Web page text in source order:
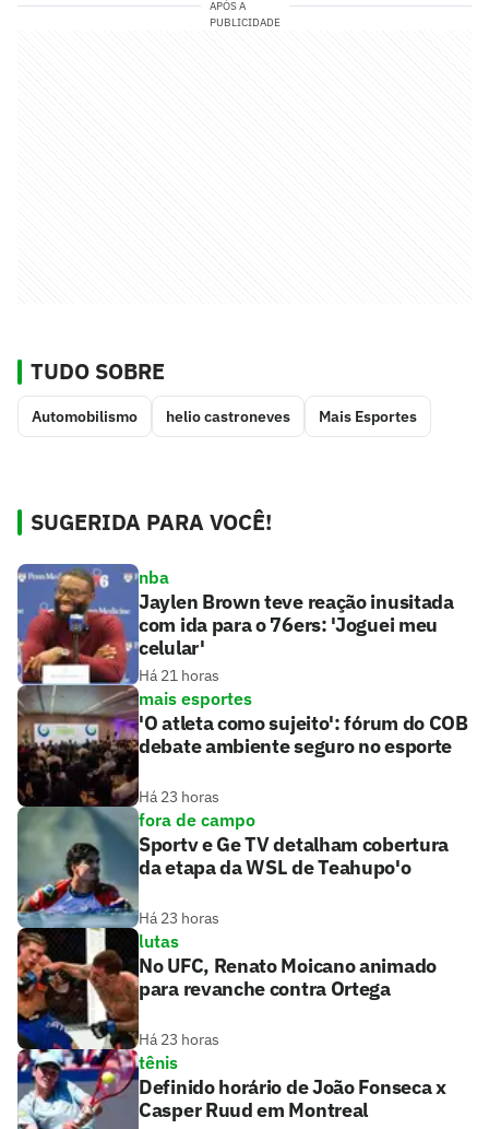
APÓS A
PUBLICIDADE
TUDO SOBRE
Automobilismo helio castroneves Mais Esportes
SUGERIDA PARA VOCÊ!
nba
Jaylen Brown teve reação inusitada
com ida para o 76ers: 'Joguei meu
celular'
Há 21 horas
mais esportes
'O atleta como sujeito': fórum do COB
debate ambiente seguro no esporte
Há 23 horas
fora de campo
Sportv e Ge TV detalham cobertura
da etapa da WSL de Teahupo'o
Há 23 horas
lutas
No UFC, Renato Moicano animado
para revanche contra Ortega
Há 23 horas
tênis
Definido horário de João Fonseca x
Casper Ruud em Montreal